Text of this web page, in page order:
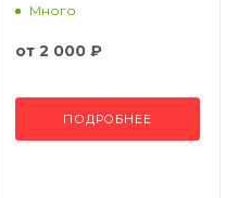
Много
от 2 000 ₽
ПОДРОБНЕЕ